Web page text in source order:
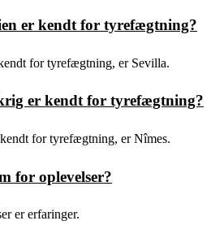
er kendt for tyrefægtning?
for tyrefægtning, er Sevilla.
er kendt for tyrefægtning?
for tyrefægtning, er Nîmes.
for oplevelser?
er erfaringer.